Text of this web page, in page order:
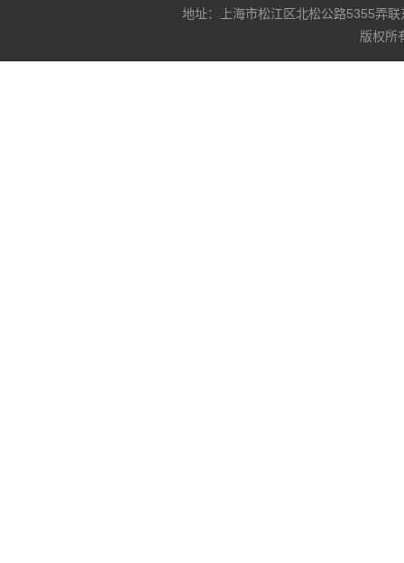
地址：上海市松江区北松公路5355
版权所